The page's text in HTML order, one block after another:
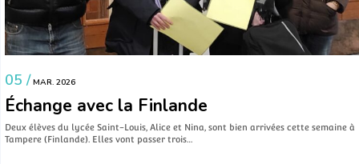
05 / MAR. 2026
Échange avec la Finlande
Deux élèves du lycée Saint-Louis, Alice et Nina, sont bien arrivées cette semaine à
Tampere (Finlande). Elles vont passer trois…